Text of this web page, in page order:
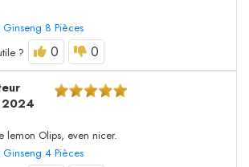
8 Pièces
?
0 0
2024
lemon Olips, even nicer.
4 Pièces